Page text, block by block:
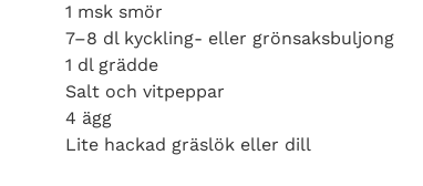
1 msk smör
7–8 dl kyckling- eller grönsaksbuljong
1 dl grädde
Salt och vitpeppar
4 ägg
Lite hackad gräslök eller dill